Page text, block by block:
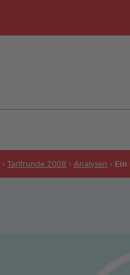
Tarifrunde 2008 Analysen Ein